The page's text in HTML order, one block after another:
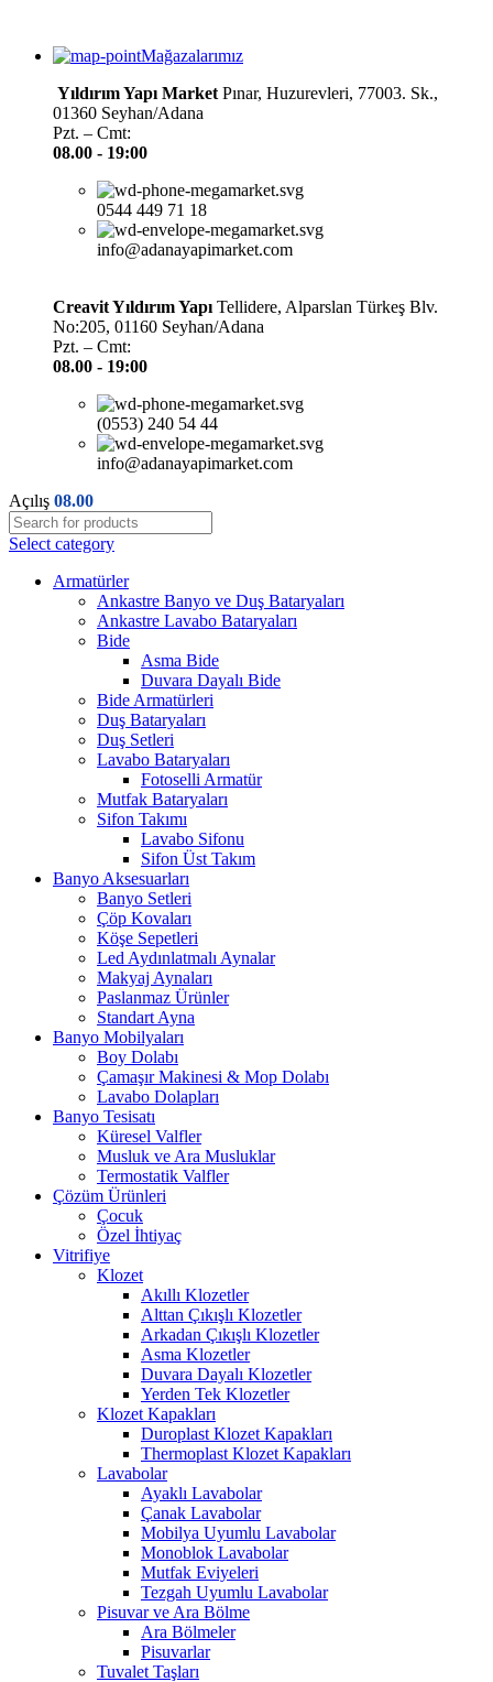
Mağazalarımız
Yıldırım Yapı Market Pınar, Huzurevleri, 77003. Sk.,
01360 Seyhan/Adana
Pzt. – Cmt:
08.00 - 19:00
0544 449 71 18
info@adanayapimarket.com
Creavit Yıldırım Yapı Tellidere, Alparslan Türkeş Blv.
No:205, 01160 Seyhan/Adana
Pzt. – Cmt:
08.00 - 19:00
(0553) 240 54 44
info@adanayapimarket.com
Açılış 08.00
Select category
Armatürler
Ankastre Banyo ve Duş Bataryaları
Ankastre Lavabo Bataryaları
Bide
Asma Bide
Duvara Dayalı Bide
Bide Armatürleri
Duş Bataryaları
Duş Setleri
Lavabo Bataryaları
Fotoselli Armatür
Mutfak Bataryaları
Sifon Takımı
Lavabo Sifonu
Sifon Üst Takım
Banyo Aksesuarları
Banyo Setleri
Çöp Kovaları
Köşe Sepetleri
Led Aydınlatmalı Aynalar
Makyaj Aynaları
Paslanmaz Ürünler
Standart Ayna
Banyo Mobilyaları
Boy Dolabı
Çamaşır Makinesi & Mop Dolabı
Lavabo Dolapları
Banyo Tesisatı
Küresel Valfler
Musluk ve Ara Musluklar
Termostatik Valfler
Çözüm Ürünleri
Çocuk
Özel İhtiyaç
Vitrifiye
Klozet
Akıllı Klozetler
Alttan Çıkışlı Klozetler
Arkadan Çıkışlı Klozetler
Asma Klozetler
Duvara Dayalı Klozetler
Yerden Tek Klozetler
Klozet Kapakları
Duroplast Klozet Kapakları
Thermoplast Klozet Kapakları
Lavabolar
Ayaklı Lavabolar
Çanak Lavabolar
Mobilya Uyumlu Lavabolar
Monoblok Lavabolar
Mutfak Eviyeleri
Tezgah Uyumlu Lavabolar
Pisuvar ve Ara Bölme
Ara Bölmeler
Pisuvarlar
Tuvalet Taşları